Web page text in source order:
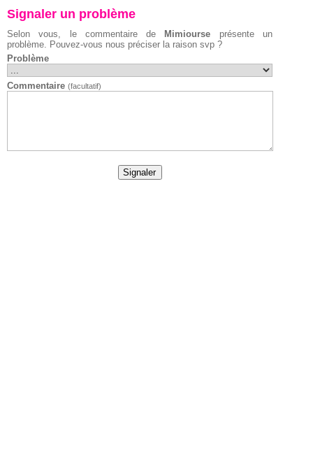
Signaler un problème
Selon vous, le commentaire de Mimiourse présente un
problème. Pouvez-vous nous préciser la raison svp ?
Problème
Commentaire (facultatif)